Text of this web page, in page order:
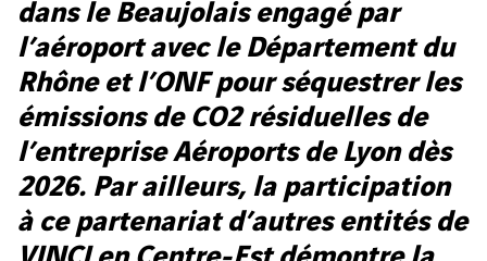
dans le Beaujolais engagé par
l’aéroport avec le Département du
Rhône et l’ONF pour séquestrer les
émissions de CO2 résiduelles de
l’entreprise Aéroports de Lyon dès
2026. Par ailleurs, la participation
à ce partenariat d’autres entités de